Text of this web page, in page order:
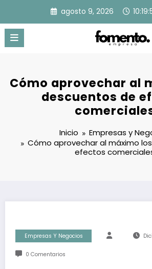
contenido
agosto 9, 2026
Cómo aprovechar al
descuentos de
Inicio
Empresas y
Cómo aprovechar al máximo
efectos
Empresas Y Negocios
0 Comentarios